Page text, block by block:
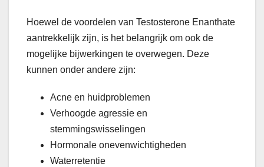
Hoewel de voordelen van Testosterone Enanthate
aantrekkelijk zijn, is het belangrijk om ook de
mogelijke bijwerkingen te overwegen. Deze
kunnen onder andere zijn:
Acne en huidproblemen
Verhoogde agressie en
stemmingswisselingen
Hormonale onevenwichtigheden
Waterretentie